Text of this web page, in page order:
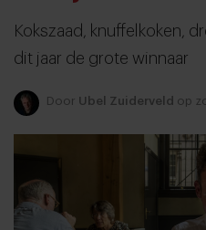
Kokszaad, knuffelkoken,
dit jaar de grote winnaar
Door Ubel Zuiderveld op